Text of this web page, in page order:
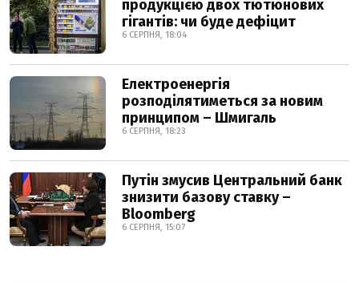
продукцією двох тютюнових
гігантів: чи буде дефіцит
6 СЕРПНЯ, 18:04
Електроенергія
розподілятиметься за новим
принципом – Шмигаль
6 СЕРПНЯ, 18:23
Путін змусив Центральний банк
знизити базову ставку –
Bloomberg
6 СЕРПНЯ, 15:07